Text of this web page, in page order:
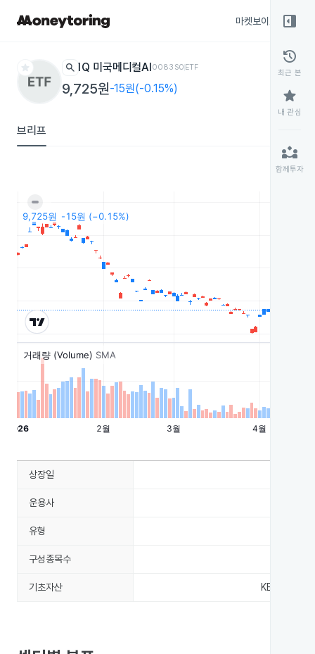
마켓보이스
star search 1Q 미국메디컬AI0083S0ETF
9,725원-15원(-0.15%)
브리프
right_panel_open
history
최근 본
star
내 관심
partner_exchange
함께투자